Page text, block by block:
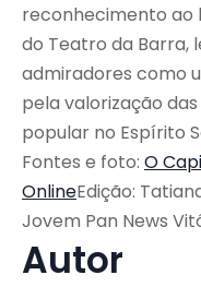
reconhecimento ao
do Teatro da Barra,
admiradores como
pela valorização
popular no Espírito
Fontes e foto: O
OnlineEdição:
Jovem Pan News
Autor